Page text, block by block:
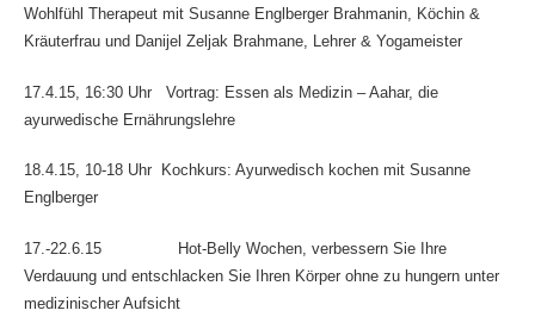
Wohlfühl Therapeut mit Susanne Englberger Brahmanin, Köchin &
Kräuterfrau und Danijel Zeljak Brahmane, Lehrer & Yogameister
17.4.15, 16:30 Uhr Vortrag: Essen als Medizin – Aahar, die
ayurwedische Ernährungslehre
18.4.15, 10-18 Uhr Kochkurs: Ayurwedisch kochen mit Susanne
Englberger
17.-22.6.15 Hot-Belly Wochen, verbessern Sie Ihre
Verdauung und entschlacken Sie Ihren Körper ohne zu hungern unter
medizinischer Aufsicht